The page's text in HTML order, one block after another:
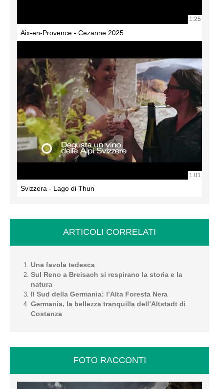
1:25
Aix-en-Provence - Cezanne 2025
1:01
Svizzera - Lago di Thun
ARTICOLI CORRELATI
Una favola tedesca
Sul Reno a Breisach si respirano la storia e la
natura
Il Sud della Germania: l’Alta Foresta Nera
Germania, la bellezza tranquilla dell’Altstadt di
Costanza
FOTO RACCONTI